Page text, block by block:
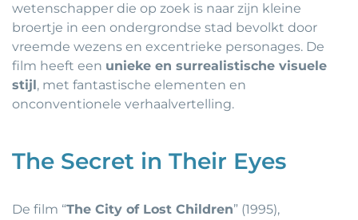
wetenschapper die op zoek is naar zijn kleine
broertje in een ondergrondse stad bevolkt door
vreemde wezens en excentrieke personages. De
film heeft een unieke en surrealistische visuele
stijl , met fantastische elementen en
onconventionele verhaalvertelling.
The Secret in Their Eyes
De film “The City of Lost Children” (1995),